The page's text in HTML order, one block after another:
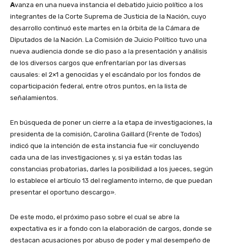
Avanza en una nueva instancia el debatido juicio político a los
integrantes de la Corte Suprema de Justicia de la Nación, cuyo
desarrollo continuó este martes en la órbita de la Cámara de
Diputados de la Nación. La Comisión de Juicio Político tuvo una
nueva audiencia donde se dio paso a la presentación y análisis
de los diversos cargos que enfrentarían por las diversas
causales: el 2×1 a genocidas y el escándalo por los fondos de
coparticipación federal, entre otros puntos, en la lista de
señalamientos.
En búsqueda de poner un cierre a la etapa de investigaciones, la
presidenta de la comisión, Carolina Gaillard (Frente de Todos)
indicó que la intención de esta instancia fue «ir concluyendo
cada una de las investigaciones y, si ya están todas las
constancias probatorias, darles la posibilidad a los jueces, según
lo establece el artículo 13 del reglamento interno, de que puedan
presentar el oportuno descargo».
De este modo, el próximo paso sobre el cual se abre la
expectativa es ir a fondo con la elaboración de cargos, donde se
destacan acusaciones por abuso de poder y mal desempeño de